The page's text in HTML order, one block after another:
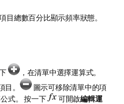
目總數百分比顯示頻率狀態。
，在清單中選擇運算式。
。
圖示可移除清單中的項
式。 按一下
可開啟編輯運